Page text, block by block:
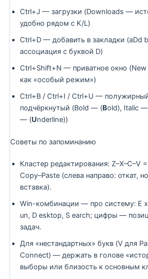
Ctrl+J — загрузки (Downloads —
удобно рядом с K/L)
Ctrl+D — добавить в закладки (aDd
ассоциация с буквой D)
Ctrl+Shift+N — приватное окно
как «особый режим»)
Ctrl+B / Ctrl+I / Ctrl+U —
подчёркнутый (Bold — (Bold), Italic
— (Underline))
Советы по запоминанию
Кластер редактирования: Z–X–C–V
Copy–Paste (слева направо: откат,
вставка).
Win-комбинации — про систему: E
un, D esktop, S earch; цифры —
задач.
Для «нестандартных» букв (V для
Connect) — держать в голове
выборы или близость к основным